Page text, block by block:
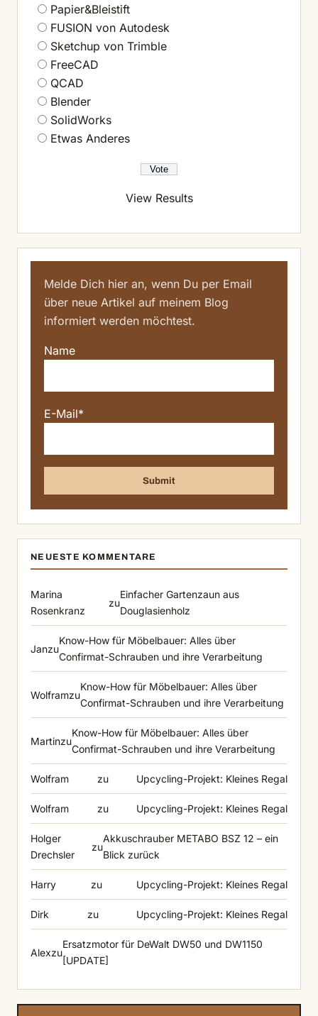
Papier&Bleistift
FUSION von Autodesk
Sketchup von Trimble
FreeCAD
QCAD
Blender
SolidWorks
Etwas Anderes
View Results
Melde Dich hier an, wenn Du per Email
über neue Artikel auf meinem Blog
informiert werden möchtest.
Name
E-Mail*
NEUESTE KOMMENTARE
Marina
Rosenkranz
zu
Einfacher Gartenzaun aus
Douglasienholz
Janzu
Know-How für Möbelbauer: Alles über
Confirmat-Schrauben und ihre Verarbeitung
Wolframzu
Know-How für Möbelbauer: Alles über
Confirmat-Schrauben und ihre Verarbeitung
Martinzu
Know-How für Möbelbauer: Alles über
Confirmat-Schrauben und ihre Verarbeitung
Wolfram zu Upcycling-Projekt: Kleines Regal
Wolfram zu Upcycling-Projekt: Kleines Regal
Holger
Drechsler
zu
Akkuschrauber METABO BSZ 12 – ein
Blick zurück
Harry zu Upcycling-Projekt: Kleines Regal
Dirk zu Upcycling-Projekt: Kleines Regal
Alexzu
Ersatzmotor für DeWalt DW50 und DW1150
[UPDATE]